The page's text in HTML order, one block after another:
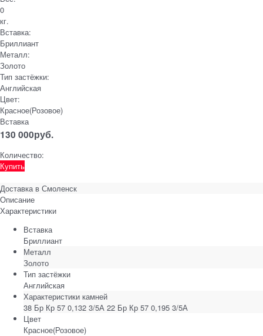
0
кг.
Вставка:
Бриллиант
Металл:
Золото
Тип застёжки:
Английская
Цвет:
Красное(Розовое)
Вставка
130 000руб.
Количество:
Купить
Доставка в Смоленск
Описание
Характеристики
Вставка
Бриллиант
Металл
Золото
Тип застёжки
Английская
Характеристики камней
38 Бр Кр 57 0,132 3/5А 22 Бр Кр 57 0,195 3/5А
Цвет
Красное(Розовое)